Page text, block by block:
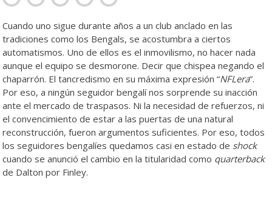
Cuando uno sigue durante años a un club anclado en las
tradiciones como los Bengals, se acostumbra a ciertos
automatismos. Uno de ellos es el inmovilismo, no hacer nada
aunque el equipo se desmorone. Decir que chispea negando el
chaparrón. El tancredismo en su máxima expresión “NFLera”.
Por eso, a ningún seguidor bengalí nos sorprende su inacción
ante el mercado de traspasos. Ni la necesidad de refuerzos, ni
el convencimiento de estar a las puertas de una natural
reconstrucción, fueron argumentos suficientes. Por eso, todos
los seguidores bengalíes quedamos casi en estado de shock
cuando se anunció el cambio en la titularidad como quarterback
de Dalton por Finley.